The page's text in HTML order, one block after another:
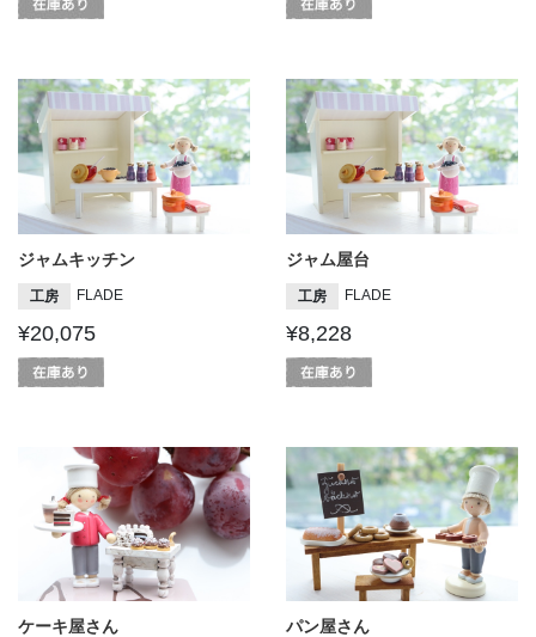
ジャムキッチン
工房 FLADE
¥20,075
ジャム屋台
工房 FLADE
¥8,228
ケーキ屋さん パン屋さん